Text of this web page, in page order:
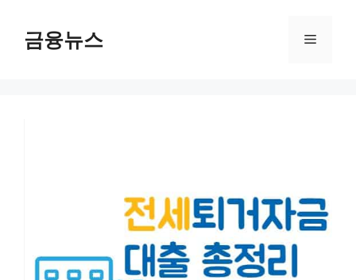
금융뉴스 메